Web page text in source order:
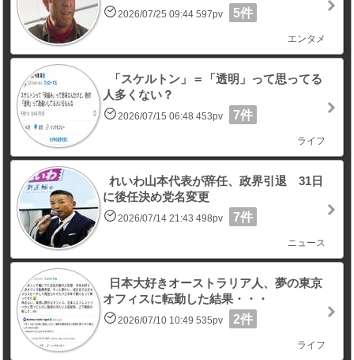
2026/07/25 09:44 597pv 5件
エンタメ
「スケルトン」＝「透明」って思ってる
人多くない？
2026/07/15 06:48 453pv 7件
ライフ
れいわ山本代表が辞任、政界引退 31日
に後任決め党名変更
2026/07/14 21:43 498pv 7件
ニュース
日本大好きオーストラリア人、夢の東京
オフィスに転勤した結果・・・
2026/07/10 10:49 535pv 2件
ライフ